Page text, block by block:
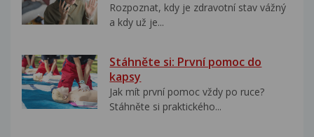
Rozpoznat, kdy je zdravotní stav vážný
a kdy už je...
Stáhněte si: První pomoc do
kapsy
Jak mít první pomoc vždy po ruce?
Stáhněte si praktického...